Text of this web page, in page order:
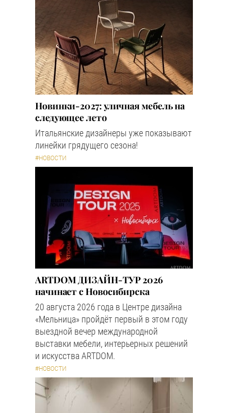
Новинки-2027: уличная мебель на
следующее лето
Итальянские дизайнеры уже показывают
линейки грядущего сезона!
#НОВОСТИ
ARTDOM ДИЗАЙН-ТУР 2026
начинает с Новосибирска
20 августа 2026 года в Центре дизайна
«Мельница» пройдёт первый в этом году
выездной вечер международной
выставки мебели, интерьерных решений
и искусства ARTDOM.
#НОВОСТИ